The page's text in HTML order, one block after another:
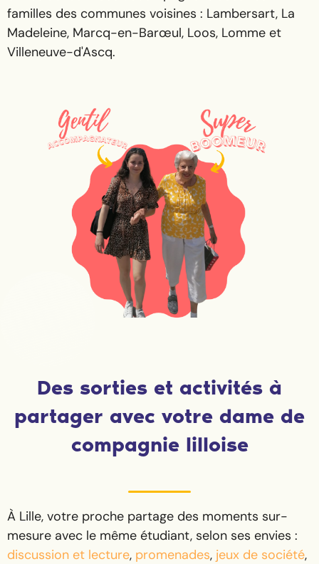
familles des communes voisines : Lambersart, La
Madeleine, Marcq-en-Barœul, Loos, Lomme et
Villeneuve-d'Ascq.
Des sorties et activités à
partager avec votre dame de
compagnie lilloise
À Lille, votre proche partage des moments sur-
mesure avec le même étudiant, selon ses envies :
discussion et lecture, promenades, jeux de société,